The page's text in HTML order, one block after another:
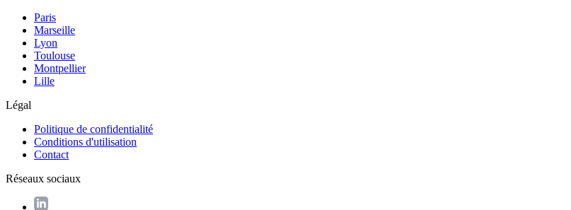
Paris
Marseille
Lyon
Toulouse
Montpellier
Lille
Légal
Politique de confidentialité
Conditions d'utilisation
Contact
Réseaux sociaux